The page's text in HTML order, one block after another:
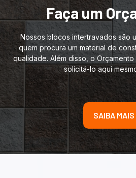
Faça um
Nossos blocos intertravados são
quem procura um material de
qualidade. Além disso, o
solicitá-lo aqui
SAIBA MAIS